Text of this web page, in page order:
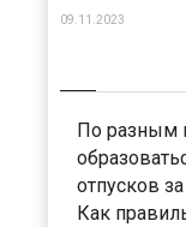
09.11.2023
По разным
отпусков
Как